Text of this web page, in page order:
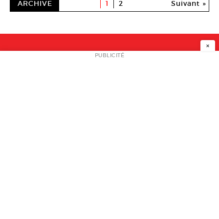
ARCHIVE 1 2 Suivant »
NEWSLETTER
×
PUBLICITÉ